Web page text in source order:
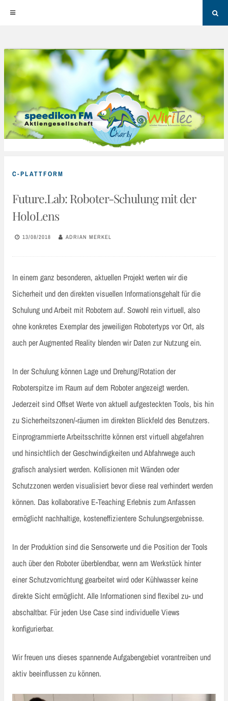
content
C-PLATTFORM
Future.Lab: Roboter-Schulung mit der
HoloLens
13/08/2018 ADRIAN MERKEL
In einem ganz besonderen, aktuellen Projekt werten wir die
Sicherheit und den direkten visuellen Informationsgehalt für die
Schulung und Arbeit mit Robotern auf. Sowohl rein virtuell, also
ohne konkretes Exemplar des jeweiligen Robotertyps vor Ort, als
auch per Augmented Reality blenden wir Daten zur Nutzung ein.
In der Schulung können Lage und Drehung/Rotation der
Roboterspitze im Raum auf dem Roboter angezeigt werden.
Jederzeit sind Offset Werte von aktuell aufgesteckten Tools, bis hin
zu Sicherheitszonen/-räumen im direkten Blickfeld des Benutzers.
Einprogrammierte Arbeitsschritte können erst virtuell abgefahren
und hinsichtlich der Geschwindigkeiten und Abfahrwege auch
grafisch analysiert werden. Kollisionen mit Wänden oder
Schutzzonen werden visualisiert bevor diese real verhindert werden
können. Das kollaborative E-Teaching Erlebnis zum Anfassen
ermöglicht nachhaltige, kosteneffizientere Schulungsergebnisse.
In der Produktion sind die Sensorwerte und die Position der Tools
auch über den Roboter überblendbar, wenn am Werkstück hinter
einer Schutzvorrichtung gearbeitet wird oder Kühlwasser keine
direkte Sicht ermöglicht. Alle Informationen sind flexibel zu- und
abschaltbar. Für jeden Use Case sind individuelle Views
konfigurierbar.
Wir freuen uns dieses spannende Aufgabengebiet vorantreiben und
aktiv beeinflussen zu können.